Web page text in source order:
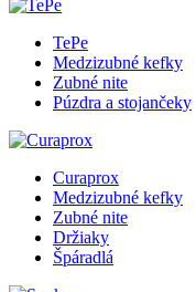
TePe
Medzizubné kefky
Zubné nite
Púzdra a stojančeky
Curaprox
Medzizubné kefky
Zubné nite
Držiaky
Špáradlá